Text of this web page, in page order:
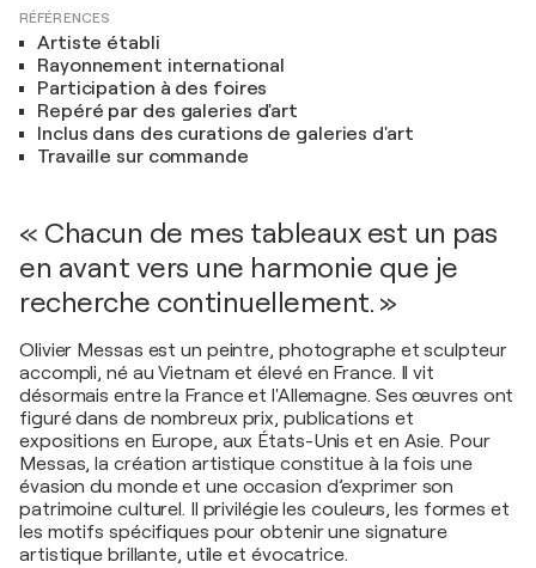
RÉFÉRENCES
Artiste établi
Rayonnement international
Participation à des foires
Repéré par des galeries d'art
Inclus dans des curations de galeries d'art
Travaille sur commande
« Chacun de mes tableaux est un pas
en avant vers une harmonie que je
recherche continuellement. »
Olivier Messas est un peintre, photographe et sculpteur
accompli, né au Vietnam et élevé en France. Il vit
désormais entre la France et l'Allemagne. Ses œuvres ont
figuré dans de nombreux prix, publications et
expositions en Europe, aux États-Unis et en Asie. Pour
Messas, la création artistique constitue à la fois une
évasion du monde et une occasion d’exprimer son
patrimoine culturel. Il privilégie les couleurs, les formes et
les motifs spécifiques pour obtenir une signature
artistique brillante, utile et évocatrice.